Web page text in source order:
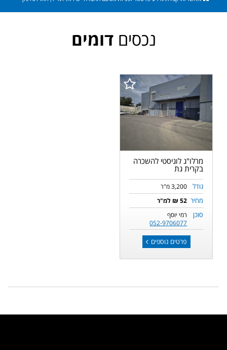
נכסיםדומים
מרלו"ג לוגיסטי להשכרה
בקרית גת
גודל 3,200 מ"ר
מחיר 52 ₪ למ"ר
סוכן
רמי יוסף
052-9706077
פרטים נוספים